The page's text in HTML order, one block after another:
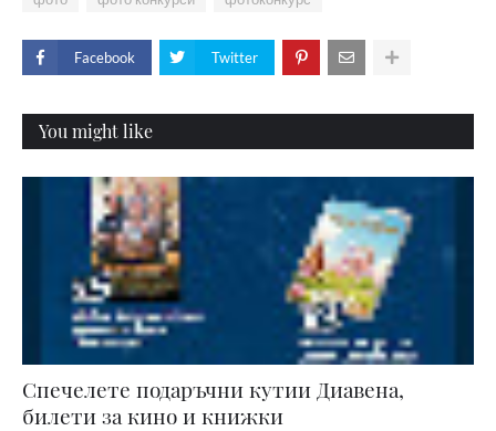
Facebook Twitter
You might like
Спечелете подаръчни кутии Диавена,
билети за кино и книжки